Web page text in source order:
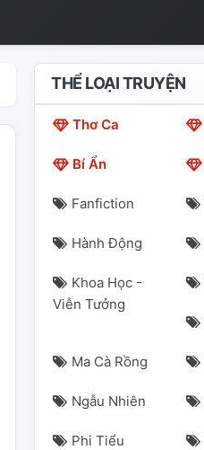
THỂ LOẠI TRUYỆN
Thơ Ca
Bí Ẩn
Fanfiction
Hành Động
Khoa Học -
Viễn Tưởng
Ma Cà Rồng
Ngẫu Nhiên
Phi Tiểu